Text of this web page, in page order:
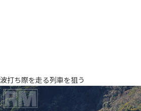
波打ち際を走る列車を狙う